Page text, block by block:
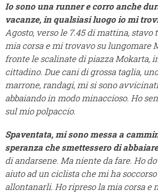
Io sono una runner e corro anche
vacanze, in qualsiasi luogo io mi
Agosto, verso le 7.45 di mattina, stavo
mia corsa e mi trovavo su lungomare
fronte le scalinate di piazza Mokarta,
cittadino. Due cani di grossa taglia,
marrone, randagi, mi si sono
abbaiando in modo minaccioso. Ho
sul mio polpaccio.
Spaventata, mi sono messa a
speranza che smettessero di abbaiare
di andarsene. Ma niente da fare. Ho
aiuto ad un ciclista che mi ha
allontanarli. Ho ripreso la mia corsa e